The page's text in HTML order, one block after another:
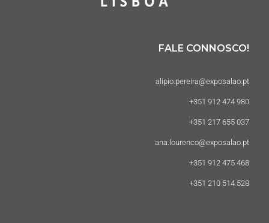
FALE CONNOSCO!
alipio.pereira@exposalao.pt
+351 912 474 980
+351 217 655 037
ana.lourenco@exposalao.pt
+351 912 475 468
+351 210 514 528